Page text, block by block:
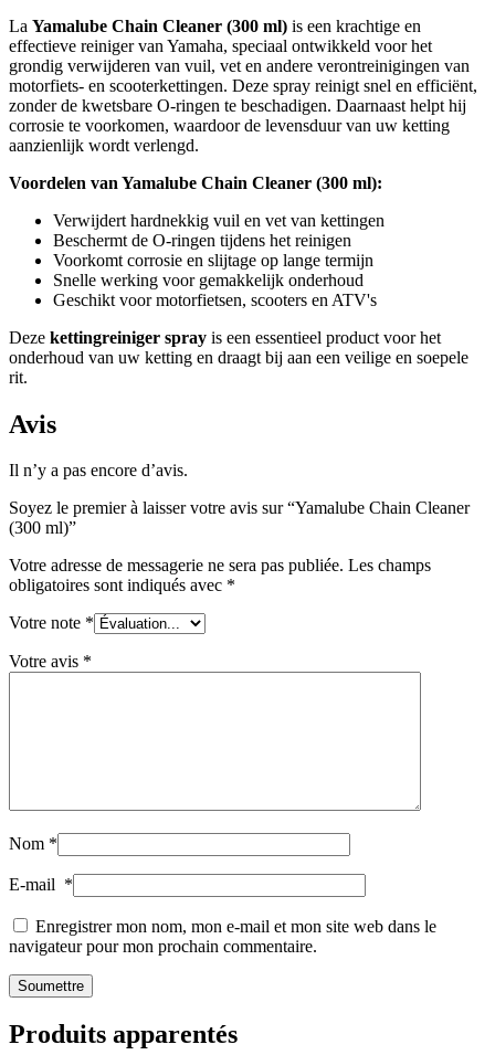
La Yamalube Chain Cleaner (300 ml) is een krachtige en
effectieve reiniger van Yamaha, speciaal ontwikkeld voor het
grondig verwijderen van vuil, vet en andere verontreinigingen van
motorfiets- en scooterkettingen. Deze spray reinigt snel en efficiënt,
zonder de kwetsbare O-ringen te beschadigen. Daarnaast helpt hij
corrosie te voorkomen, waardoor de levensduur van uw ketting
aanzienlijk wordt verlengd.
Voordelen van Yamalube Chain Cleaner (300 ml):
Verwijdert hardnekkig vuil en vet van kettingen
Beschermt de O-ringen tijdens het reinigen
Voorkomt corrosie en slijtage op lange termijn
Snelle werking voor gemakkelijk onderhoud
Geschikt voor motorfietsen, scooters en ATV's
Deze kettingreiniger spray is een essentieel product voor het
onderhoud van uw ketting en draagt bij aan een veilige en soepele
rit.
Avis
Il n’y a pas encore d’avis.
Soyez le premier à laisser votre avis sur “Yamalube Chain Cleaner
(300 ml)”
Votre adresse de messagerie ne sera pas publiée. Les champs
obligatoires sont indiqués avec *
Votre note *
Votre avis *
Nom *
E-mail *
Enregistrer mon nom, mon e-mail et mon site web dans le
navigateur pour mon prochain commentaire.
Produits apparentés